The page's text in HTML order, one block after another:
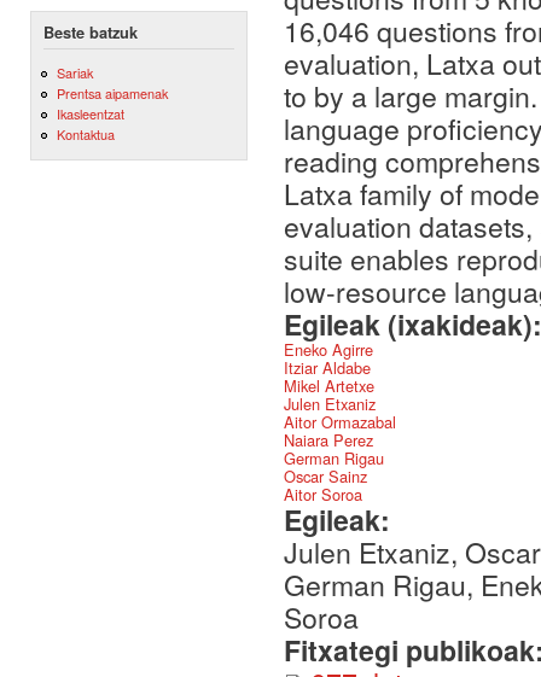
Beste batzuk
Sariak
Prentsa aipamenak
Ikasleentzat
Kontaktua
16,046 questions
evaluation, Latxa
to by a large
language
reading
Latxa family of
evaluation
suite enables
low-resource
Egileak
Eneko Agirre
Itziar Aldabe
Mikel Artetxe
Julen Etxaniz
Aitor Ormazabal
Naiara Perez
German Rigau
Oscar Sainz
Aitor Soroa
Egileak:
Julen Etxaniz,
German Rigau,
Soroa
Fitxategi